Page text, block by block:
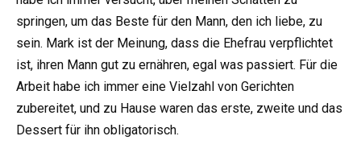
springen, um das Beste für den Mann, den ich liebe, zu
sein. Mark ist der Meinung, dass die Ehefrau verpflichtet
ist, ihren Mann gut zu ernähren, egal was passiert. Für die
Arbeit habe ich immer eine Vielzahl von Gerichten
zubereitet, und zu Hause waren das erste, zweite und das
Dessert für ihn obligatorisch.